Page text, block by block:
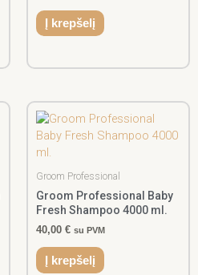
Į krepšelį
Groom Professional
Groom Professional Baby
Fresh Shampoo 4000 ml.
40,00 € su PVM
Į krepšelį